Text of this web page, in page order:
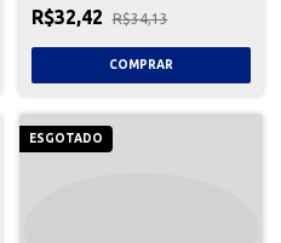
R$32,42 R$34,13
ESGOTADO